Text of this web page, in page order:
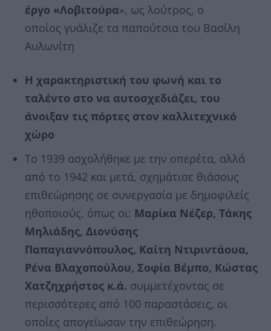
έργο «Λοβιτούρα», ως λούτρος, ο
οποίος γυάλιζε τα παπούτσια του Βασίλη
Αυλωνίτη
Η χαρακτηριστική του φωνή και το
ταλέντο στο να αυτοσχεδιάζει, του
άνοιξαν τις πόρτες στον καλλιτεχνικό
χώρο
Το 1939 ασχολήθηκε με την οπερέτα, αλλά
από το 1942 και μετά, σχημάτισε θιάσους
επιθεώρησης σε συνεργασία με δημοφιλείς
ηθοποιούς, όπως οι: Μαρίκα Νέζερ, Τάκης
Μηλιάδης, Διονύσης
Παπαγιαννόπουλος, Καίτη Ντιριντάουα,
Ρένα Βλαχοπούλου, Σοφία Βέμπο, Κώστας
Χατζηχρήστος κ.ά. συμμετέχοντας σε
περισσότερες από 100 παραστάσεις, οι
οποίες απογείωσαν την επιθεώρηση.